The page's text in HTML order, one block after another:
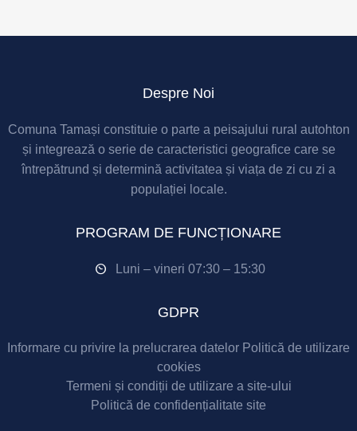
Despre Noi
Comuna Tamași constituie o parte a peisajului rural autohton
și integrează o serie de caracteristici geografice care se
întrepătrund și determină activitatea și viața de zi cu zi a
populației locale.
PROGRAM DE FUNCȚIONARE
Luni – vineri 07:30 – 15:30
GDPR
Informare cu privire la prelucrarea datelor Politică de utilizare
cookies
Termeni și condiții de utilizare a site-ului
Politică de confidențialitate site